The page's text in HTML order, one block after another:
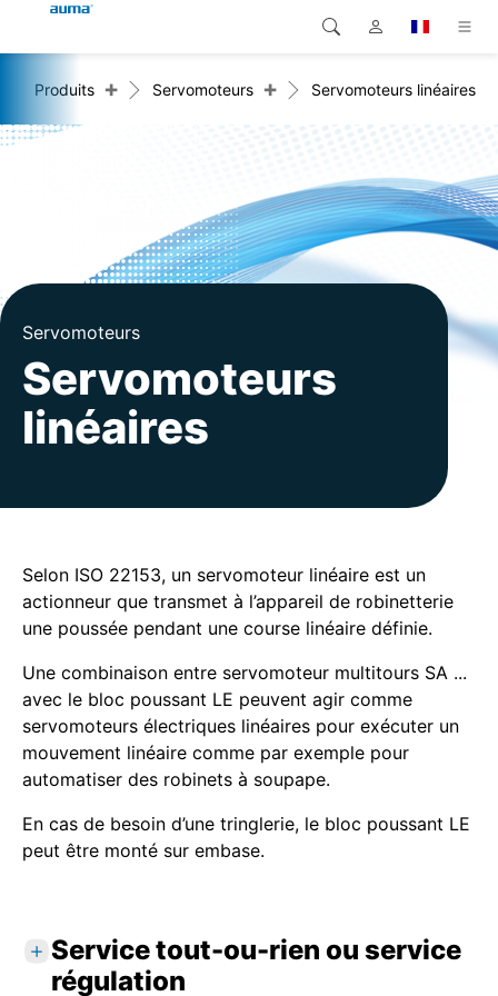
Produits
Téléchargements
SAV support
Entreprise
Contact
Global
Asie et Océanie
Amérique du Nord
Recherche
Produits + Servomoteurs + Servomoteurs linéaires
Servomoteurs
Servomoteurs
linéaires
Selon ISO 22153, un servomoteur linéaire est un
actionneur que transmet à l’appareil de robinetterie
une poussée pendant une course linéaire définie.
Une combinaison entre servomoteur multitours SA ...
avec le bloc poussant LE peuvent agir comme
servomoteurs électriques linéaires pour exécuter un
mouvement linéaire comme par exemple pour
automatiser des robinets à soupape.
En cas de besoin d’une tringlerie, le bloc poussant LE
peut être monté sur embase.
Service tout-ou-rien ou service
régulation